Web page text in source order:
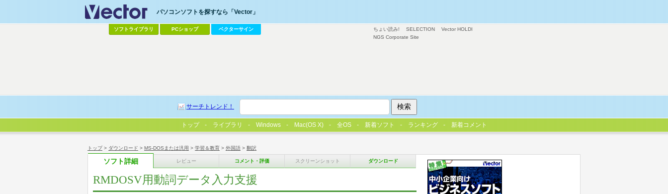
トップ> ダウンロード > MS-DOSまたは汎用 > 学習＆教育 > 外国語 > 翻訳
ソフト詳細 レビュー コメント・評価 スクリーンショット ダウンロード
RMDOSV用動詞データ入力支援
ちょい読み! SELECTION
Vector HOLDI
NGS Corporate Site
パソコンソフトを探すなら「Vector」
ソフトライブラリ PCショップ ベクターサイン
サーチトレンド！
トップ ライブラリ Windows Mac(OS X) 全OS 新着ソフト ランキング 新着コメント